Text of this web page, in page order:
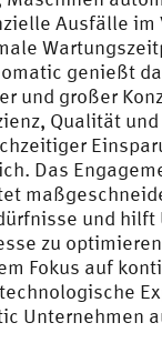
Ausfälle im
genießt
und großer
Qualität
Das
und hilft
zu
Fokus auf
Unternehmen